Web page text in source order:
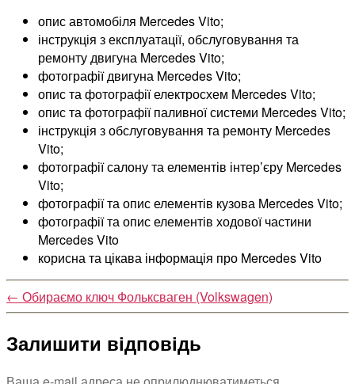
опис автомобіля Mercedes Vito;
інструкція з експлуатації, обслуговування та
ремонту двигуна Mercedes Vito;
фотографії двигуна Mercedes Vito;
опис та фотографії електросхем Mercedes Vito;
опис та фотографії паливної системи Mercedes Vito;
інструкція з обслуговування та ремонту Mercedes
Vito;
фотографії салону та елементів інтер’єру Mercedes
Vito;
фотографії та опис елементів кузова Mercedes Vito;
фотографії та опис елементів ходової частини
Mercedes Vito
корисна та цікава інформація про Mercedes Vito
← Обираємо ключ Фольксваген (Volkswagen)
Залишити відповідь